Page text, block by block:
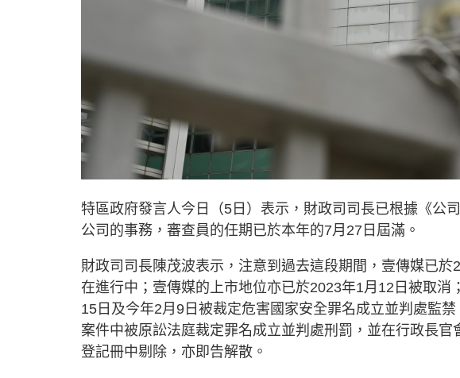
特區政府發言人今日（5日）表示，財政司司長已根據《公
公司的事務，審查員的任期已於本年的7月27日屆滿。
財政司司長陳茂波表示，注意到過去這段期間，壹傳媒已
在進行中；壹傳媒的上市地位亦已於2023年1月12日被取消
15日及今年2月9日被裁定危害國家安全罪名成立並判處監
案件中被原訟法庭裁定罪名成立並判處刑罰，並在行政長
登記冊中剔除，亦即告解散。